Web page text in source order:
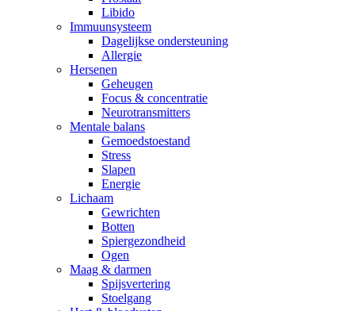
Libido
Immuunsysteem
Dagelijkse ondersteuning
Allergie
Hersenen
Geheugen
Focus & concentratie
Neurotransmitters
Mentale balans
Gemoedstoestand
Stress
Slapen
Energie
Lichaam
Gewrichten
Botten
Spiergezondheid
Ogen
Maag & darmen
Spijsvertering
Stoelgang